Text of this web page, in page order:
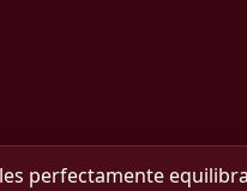
perfectamente